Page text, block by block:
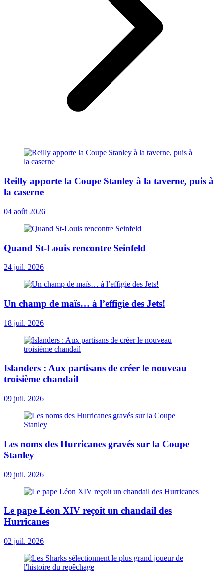
Reilly apporte la Coupe Stanley à la taverne, puis à
la caserne
04 août 2026
Quand St-Louis rencontre Seinfeld
24 juil. 2026
Un champ de maïs… à l’effigie des Jets!
18 juil. 2026
Islanders : Aux partisans de créer le nouveau
troisième chandail
09 juil. 2026
Les noms des Hurricanes gravés sur la Coupe
Stanley
09 juil. 2026
Le pape Léon XIV reçoit un chandail des
Hurricanes
02 juil. 2026